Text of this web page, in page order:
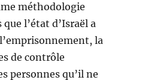
méthodologie
l’état d’Israël a
la
de contrôle
personnes qu’il ne